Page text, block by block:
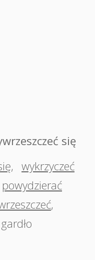
się
, wykrzyczeć
powydzierać
,